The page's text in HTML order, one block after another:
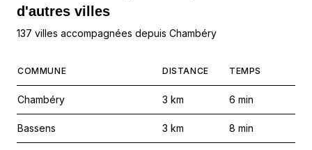
d'autres villes
137 villes accompagnées depuis Chambéry
COMMUNE DISTANCE TEMPS
Chambéry 3 km 6 min
Bassens 3 km 8 min